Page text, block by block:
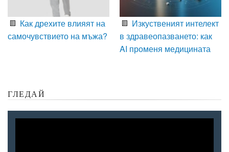
Как дрехите влияят на
самочувствието на мъжа?
Изкуственият интелект
в здравеопазването: как
AI променя медицината
ГЛЕДАЙ